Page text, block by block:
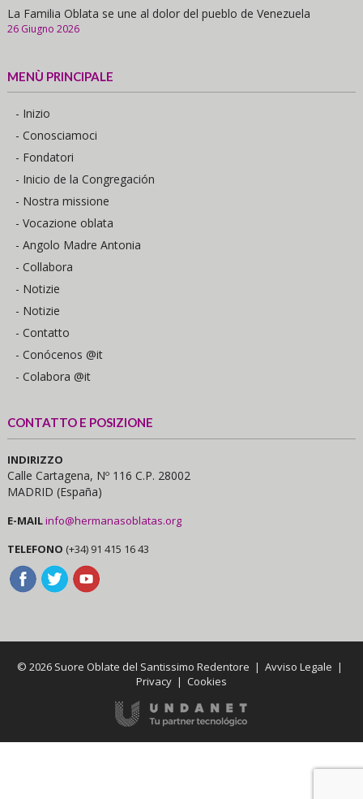
La Familia Oblata se une al dolor del pueblo de Venezuela
26 Giugno 2026
MENÙ PRINCIPALE
- Inizio
- Conosciamoci
- Fondatori
- Inicio de la Congregación
- Nostra missione
- Vocazione oblata
- Angolo Madre Antonia
- Collabora
- Notizie
- Notizie
- Contatto
- Conócenos @it
- Colabora @it
CONTATTO E POSIZIONE
INDIRIZZO
Calle Cartagena, Nº 116 C.P. 28002
MADRID (España)
E-MAILinfo@hermanasoblatas.org
TELEFONO (+34) 91 415 16 43
© 2026 Suore Oblate del Santissimo Redentore |Avviso Legale |
Privacy| Cookies